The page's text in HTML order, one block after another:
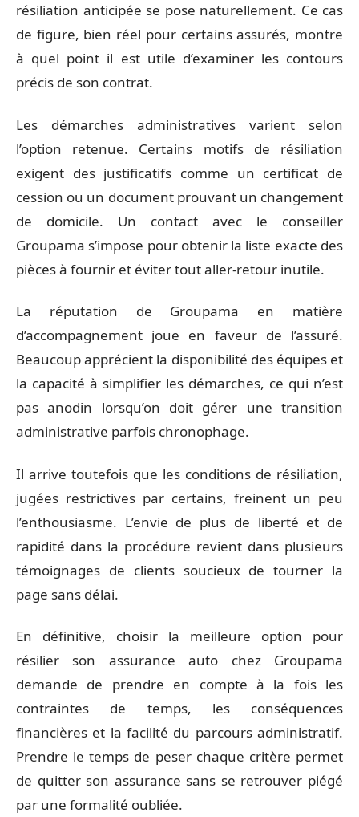
résiliation anticipée se pose naturellement. Ce cas
de figure, bien réel pour certains assurés, montre
à quel point il est utile d’examiner les contours
précis de son contrat.
Les démarches administratives varient selon
l’option retenue. Certains motifs de résiliation
exigent des justificatifs comme un certificat de
cession ou un document prouvant un changement
de domicile. Un contact avec le conseiller
Groupama s’impose pour obtenir la liste exacte des
pièces à fournir et éviter tout aller-retour inutile.
La réputation de Groupama en matière
d’accompagnement joue en faveur de l’assuré.
Beaucoup apprécient la disponibilité des équipes et
la capacité à simplifier les démarches, ce qui n’est
pas anodin lorsqu’on doit gérer une transition
administrative parfois chronophage.
Il arrive toutefois que les conditions de résiliation,
jugées restrictives par certains, freinent un peu
l’enthousiasme. L’envie de plus de liberté et de
rapidité dans la procédure revient dans plusieurs
témoignages de clients soucieux de tourner la
page sans délai.
En définitive, choisir la meilleure option pour
résilier son assurance auto chez Groupama
demande de prendre en compte à la fois les
contraintes de temps, les conséquences
financières et la facilité du parcours administratif.
Prendre le temps de peser chaque critère permet
de quitter son assurance sans se retrouver piégé
par une formalité oubliée.